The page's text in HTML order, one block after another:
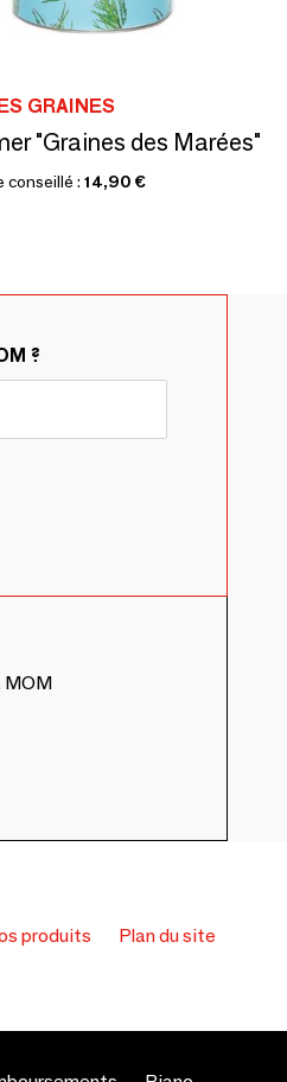
GRAINES
"Graines des Marées"
conseillé : 14,90 €
?
MOM
produits Plan du site